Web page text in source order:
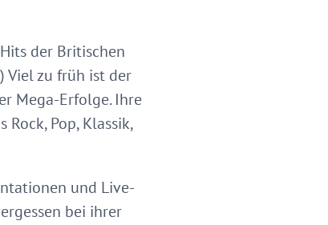
der Britischen
Viel zu früh ist der
Mega-Erfolge. Ihre
Pop, Klassik,
und Live-
bei ihrer